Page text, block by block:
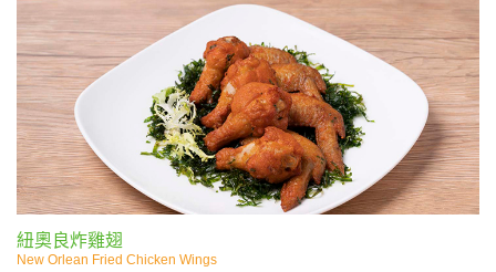
紐奧良炸雞翅
New Orlean Fried Chicken Wings